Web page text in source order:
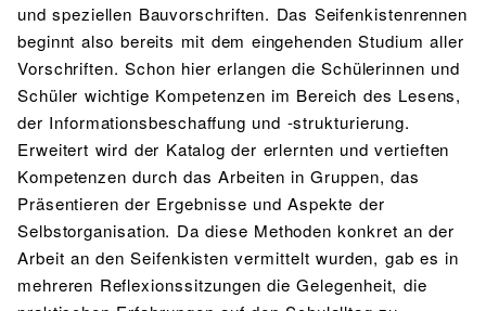
und speziellen Bauvorschriften. Das Seifenkistenrennen
beginnt also bereits mit dem eingehenden Studium aller
Vorschriften. Schon hier erlangen die Schülerinnen und
Schüler wichtige Kompetenzen im Bereich des Lesens,
der Informationsbeschaffung und -strukturierung.
Erweitert wird der Katalog der erlernten und vertieften
Kompetenzen durch das Arbeiten in Gruppen, das
Präsentieren der Ergebnisse und Aspekte der
Selbstorganisation. Da diese Methoden konkret an der
Arbeit an den Seifenkisten vermittelt wurden, gab es in
mehreren Reflexionssitzungen die Gelegenheit, die